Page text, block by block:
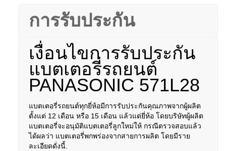
การรับประกัน
เงื่อนไขการรับประกัน
แบตเตอรี่รถยนต์
PANASONIC 571L28
แบตเตอรี่รถยนต์ทุกยี่ห้อมีการรับประกันคุณภาพจากผู้ผลิต
ตั้งแต่ 12 เดือน หรือ 15 เดือน แล้วแต่ยี่ห้อ โดยบริษัทผู้ผลิต
แบตเตอรี่จะอนุมัติแบตเตอรี่ลูกใหม่ให้ กรณีตรวจสอบแล้ว
ได้ผลว่า แบตเตอรี่พกพร่องจากสายการผลิต โดยมีราย
ละเอียดดั่งนี้.